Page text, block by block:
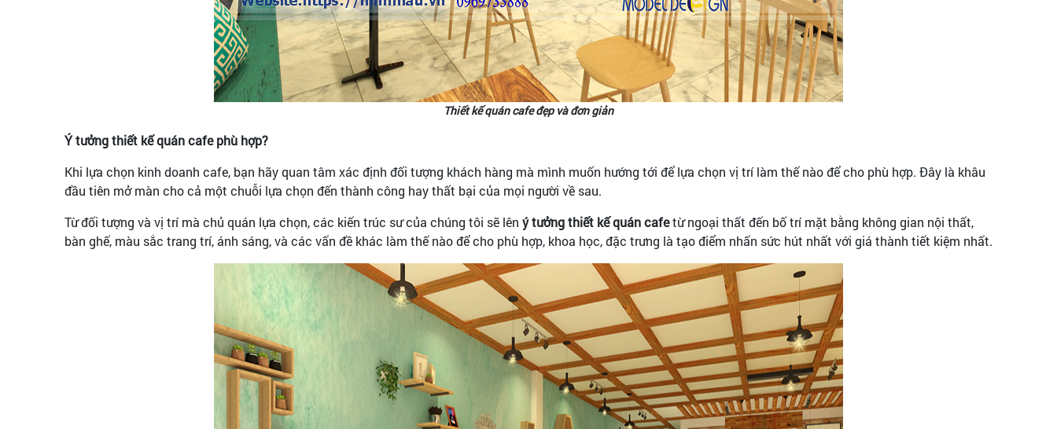
Thiết kế quán cafe đẹp và đơn giản
Ý tưởng thiết kế quán cafe phù hợp?
Khi lựa chọn kinh doanh cafe, bạn hãy quan tâm xác định đối tượng khách hàng mà mình muốn hướng tới để lựa chọn vị trí làm thế nào để cho phù hợp. Đây là khâu
đầu tiên mở màn cho cả một chuỗi lựa chọn đến thành công hay thất bại của mọi người về sau.
Từ đối tượng và vị trí mà chủ quán lựa chọn, các kiến trúc sư của chúng tôi sẽ lên ý tưởng thiết kế quán cafetừ ngoại thất đến bố trí mặt bằng không gian nội thất,
bàn ghế, màu sắc trang trí, ánh sáng, và các vấn đề khác làm thế nào để cho phù hợp, khoa học, đặc trưng là tạo điểm nhấn sức hút nhất với giá thành tiết kiệm nhất.